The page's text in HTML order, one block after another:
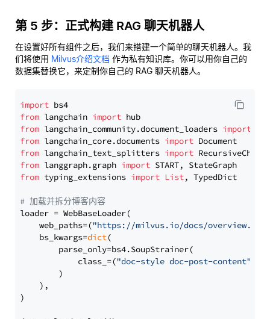
第 5 步：正式构建 RAG 聊天机器人
在设置好所有组件之后，我们来搭建一个简单的聊天机器人。我
们将使用 Milvus介绍文档 作为私有知识库。你可以用你自己的
数据集替换它，来定制你自己的 RAG 聊天机器人。
import
from langchain import
from langchain_community.document_loaders import
from langchain_core.documents import
from langchain_text_splitters import
from langgraph.graph import
from typing_extensions import List, TypedDict
# 加载并拆分博客内容
loader = WebBaseLoader(
    web_paths=(
"https://milvus.io/docs/overview.md"
    bs_kwargs=
dict(
        parse_only=bs4.SoupStrainer(
            class_=(
"doc-style doc-post-content"
        )
    ),
)